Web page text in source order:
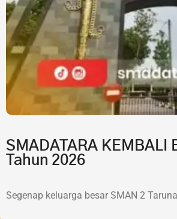
SMADATARA KEMBALI
Tahun 2026
Segenap keluarga besar SMAN 2